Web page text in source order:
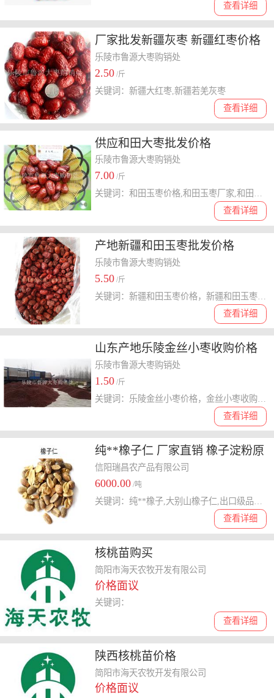
查看详细
厂家批发新疆灰枣 新疆红枣价格
低
乐陵市鲁源大枣购销处
2.50 /斤
查看详细
关键词：新疆大红枣,新疆若羌灰枣
供应和田大枣批发价格
乐陵市鲁源大枣购销处
7.00 /斤
查看详细
关键词：和田玉枣价格,和田玉枣厂家,和田玉枣批发
产地新疆和田玉枣批发价格
乐陵市鲁源大枣购销处
5.50 /斤
查看详细
山东产地乐陵金丝小枣收购价格
乐陵市鲁源大枣购销处
1.50 /斤
查看详细
纯**橡子仁 厂家直销 橡子淀粉原
料 出口级品质
信阳瑞昌农产品有限公司
6000.00 /吨
查看详细
核桃苗购买
简阳市海天农牧开发有限公司
价格面议
查看详细
关键词：
陕西核桃苗价格
简阳市海天农牧开发有限公司
价格面议